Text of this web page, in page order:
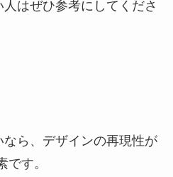
はぜひ参考にしてくださ
ら、デザインの再現性が
す。